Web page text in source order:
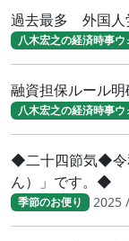
過去最多 外国人
八木宏之の経済時事ウ
融資担保ルール
八木宏之の経済時事ウ
◆二十四節気◆令
ん）」です。◆
季節のお便り 2025